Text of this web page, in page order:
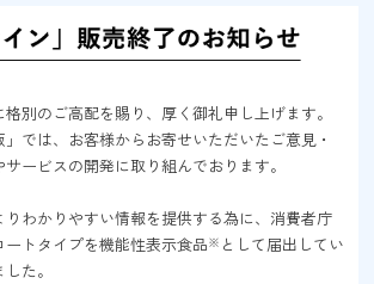
別のご高配を賜り、厚く御礼申し上げます。
」では、お客様からお寄せいただいたご意見・
ービスの開発に取り組んでおります。
りわかりやすい情報を提供する為に、消費者庁
ートタイプを機能性表示食品※ として届出してい
た。